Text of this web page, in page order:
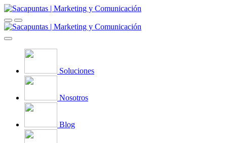
Soluciones
Nosotros
Blog